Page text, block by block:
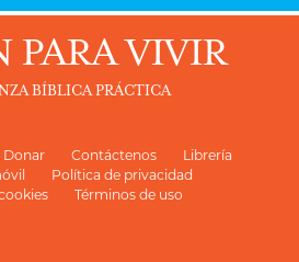
PARA VIVIR
BÍBLICA PRÁCTICA
Donar Contáctenos
Librería
Política de privacidad
Términos de uso